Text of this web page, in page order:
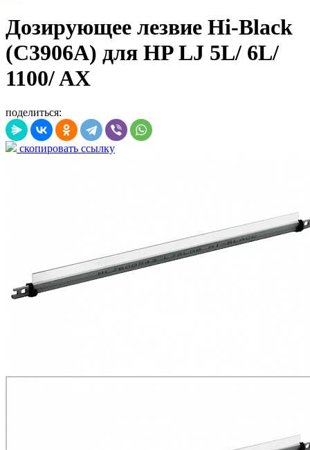
Дозирующее лезвие Hi-Black
(C3906A) для HP LJ 5L/ 6L/
1100/ AX
поделиться:
скопировать ссылку